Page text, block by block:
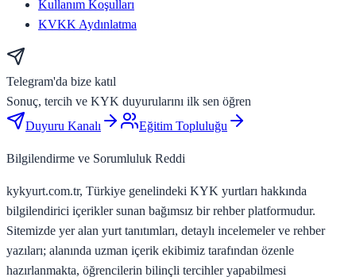
Kullanım Koşulları
KVKK Aydınlatma
Telegram'da bize katıl
Sonuç, tercih ve KYK duyurularını ilk sen öğren
Duyuru Kanalı
Eğitim Topluluğu
Bilgilendirme ve Sorumluluk Reddi
kykyurt.com.tr, Türkiye genelindeki KYK yurtları hakkında
bilgilendirici içerikler sunan bağımsız bir rehber platformudur.
Sitemizde yer alan yurt tanıtımları, detaylı incelemeler ve rehber
yazıları; alanında uzman içerik ekibimiz tarafından özenle
hazırlanmakta, öğrencilerin bilinçli tercihler yapabilmesi